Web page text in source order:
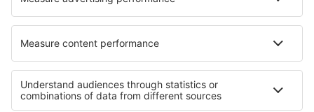
Cele mai bune locuri de cazare - regiuni
Cazare in Parcul Național Magurski
Cazare în Parcul Național Pădurea Tucholei
Cazare in Podhale and Orava Cazare in Sudetes